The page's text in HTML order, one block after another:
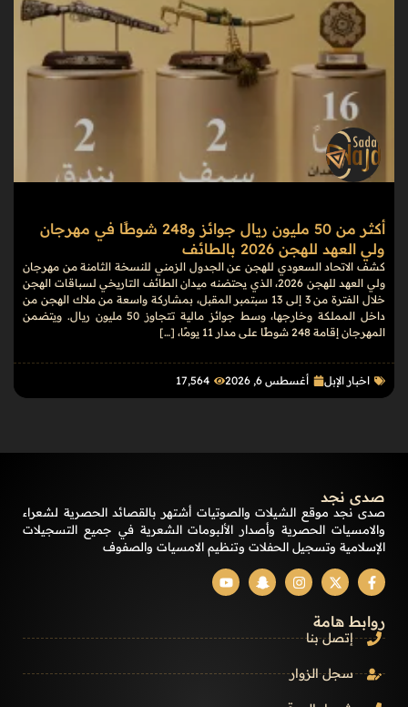
أكثر من 50 مليون ريال جوائز و248 شوطًا في مهرجان
ولي العهد للهجن 2026 بالطائف
كشف الاتحاد السعودي للهجن عن الجدول الزمني للنسخة الثامنة من مهرجان
ولي العهد للهجن 2026، الذي يحتضنه ميدان الطائف التاريخي لسباقات الهجن
خلال الفترة من 3 إلى 13 سبتمبر المقبل، بمشاركة واسعة من ملاك الهجن من
داخل المملكة وخارجها، وسط جوائز مالية تتجاوز 50 مليون ريال. ويتضمن
المهرجان إقامة 248 شوطًا على مدار 11 يومًا، […]
اخبار الإبل أغسطس 6, 2026 17٬564
صدى نجد
صدى نجد موقع الشيلات والصوتيات أشتهر بالقصائد الحصرية لشعراء
والامسيات الحصرية وأصدار الألبومات الشعرية في جميع التسجيلات
الإسلامية وتسجيل الحفلات وتنظيم الامسيات والصفوف
روابط هامة
إتصل بنا
سجل الزوار